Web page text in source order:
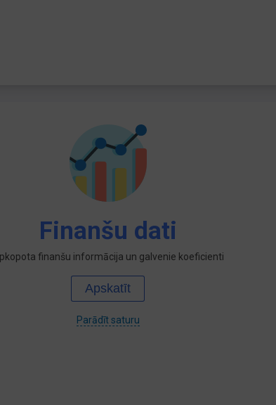
Finanšu dati
finanšu informācija un galvenie koeficienti
Apskatīt
Parādīt saturu